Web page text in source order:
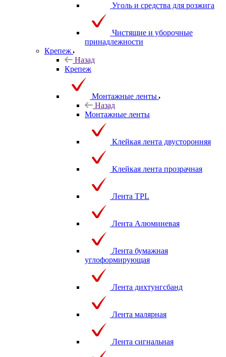
Уголь и средства для розжига
Чистящие и уборочные
принадлежности
Крепеж
Назад
Крепеж
Монтажные ленты
Назад
Монтажные ленты
Клейкая лента двусторонняя
Клейкая лента прозрачная
Лента TPL
Лента Алюминевая
Лента бумажная
углоформирующая
Лента дихтунгсбанд
Лента малярная
Лента сигнальная